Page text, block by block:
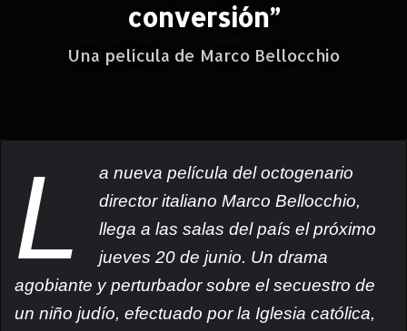
conversión”
Una película de Marco Bellocchio
L
a nueva película del octogenario
director italiano Marco Bellocchio,
llega a las salas del país el próximo
jueves 20 de junio. Un drama
agobiante y perturbador sobre el secuestro de
un niño judío, efectuado por la Iglesia católica,